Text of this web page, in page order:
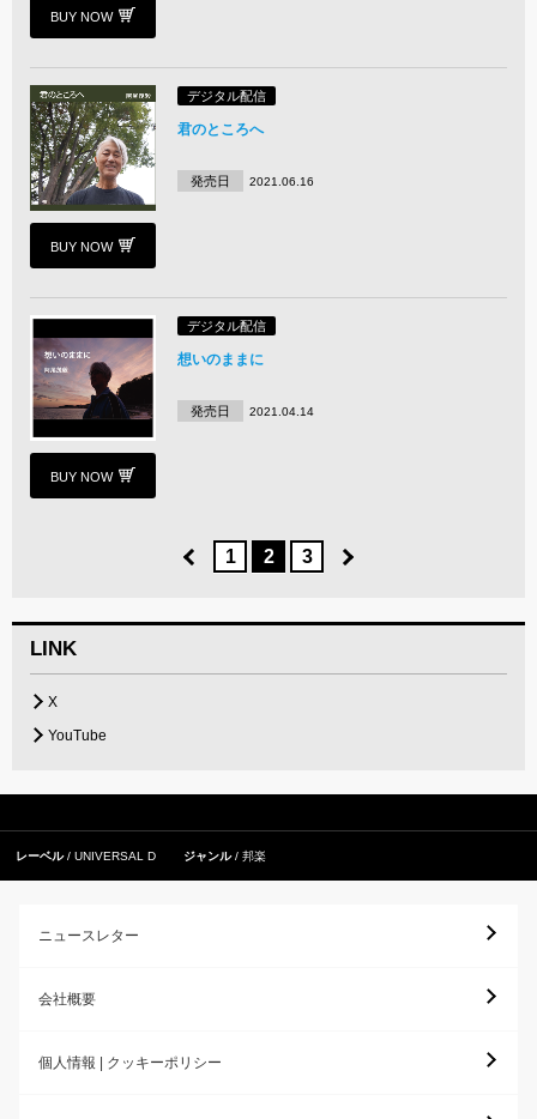
BUY NOW
BUY NOW
デジタル配信
君のところへ
発売日 2021.06.16
BUY NOW
デジタル配信
想いのままに
発売日 2021.04.14
1 2 3
LINK
X
YouTube
レーベル UNIVERSAL D ジャンル 邦楽
ニュースレター
会社概要
個人情報 | クッキーポリシー